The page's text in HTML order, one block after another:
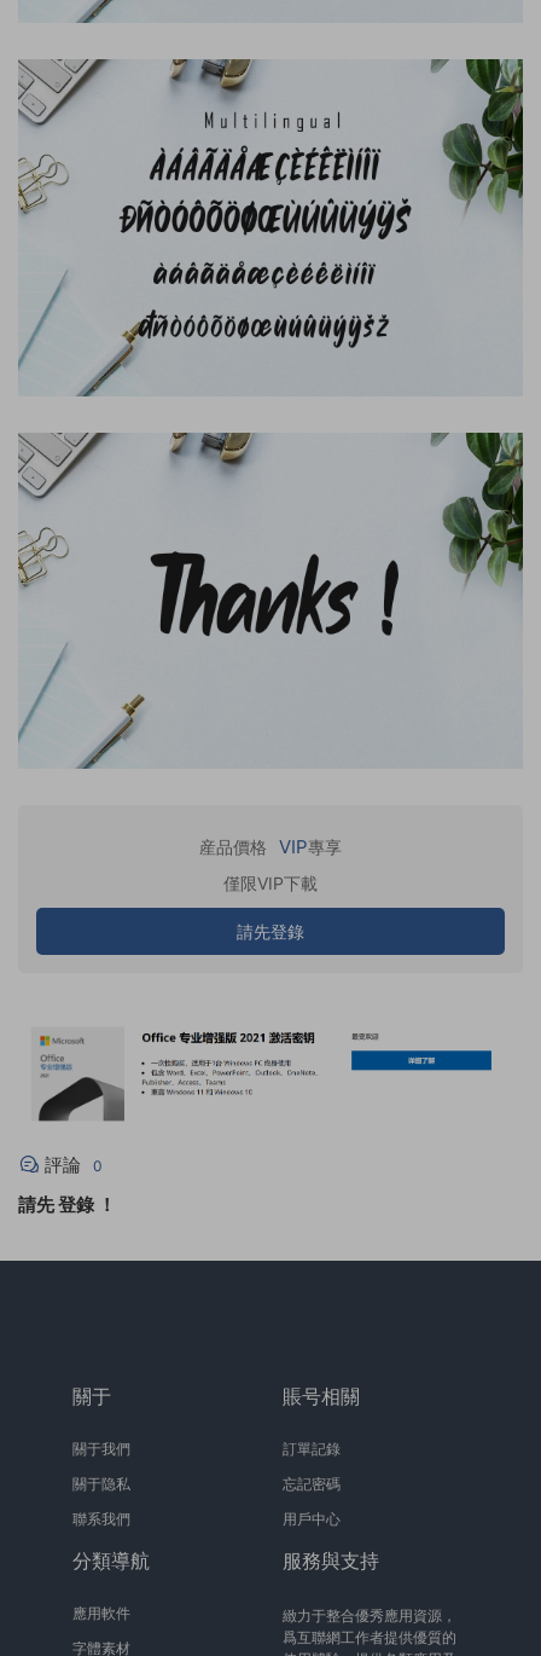
産品價格 VIP專享
僅限VIP下載
請先登錄
評論 0
請先登錄 ！
關于
關于我們
關于隐私
聯系我們
賬号相關
訂單記錄
忘記密碼
用戶中心
分類導航
應用軟件
字體素材
服務與支持
緻力于整合優秀應用資源，
爲互聯網工作者提供優質的